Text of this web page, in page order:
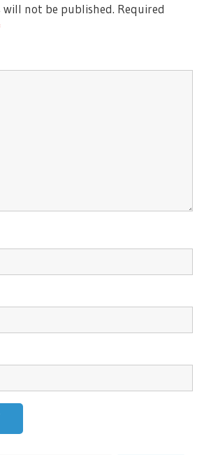
will not be published. Required